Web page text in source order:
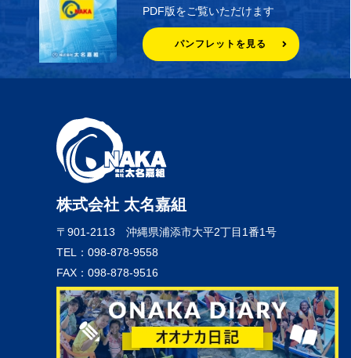
PDF版をご覧いただけます
パンフレットを見る
株式会社 太名嘉組
〒901-2113 沖縄県浦添市大平2丁目1番1号
TEL：098-878-9558
FAX：098-878-9516